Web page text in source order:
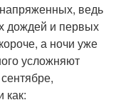
ведь
дождей и первых
а ночи уже
усложняют
как: